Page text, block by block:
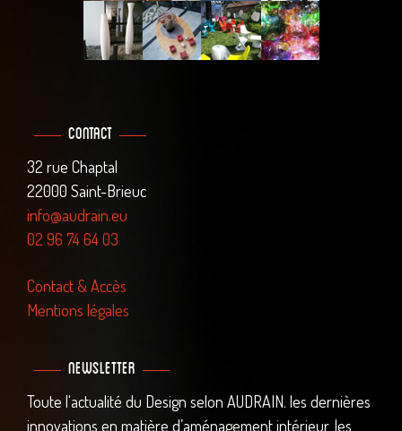
Contact
32 rue Chaptal
22000 Saint-Brieuc
info@audrain.eu
02 96 74 64 03
Contact & Accès
Mentions légales
Newsletter
Toute l'actualité du Design selon AUDRAIN. les dernières
innovations en matière d’aménagement intérieur, les